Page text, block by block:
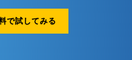
で試してみる